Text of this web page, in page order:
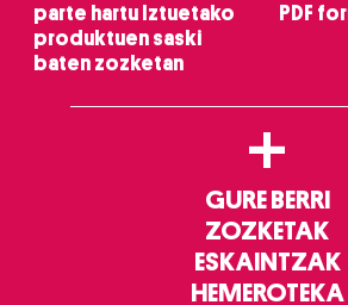
parte hartu Iztuetako
produktuen saski
baten zozketan
PDF
+
GURE BERRI
ZOZKETAK
ESKAINTZAK
HEMEROTEKA